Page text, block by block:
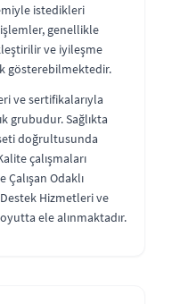
istedikleri
genellikle
ve iyileşme
gösterebilmektedir.
ve sertifikalarıyla
grubudur. Sağlıkta
doğrultusunda
çalışmaları
Odaklı
Hizmetleri ve
ele alınmaktadır.